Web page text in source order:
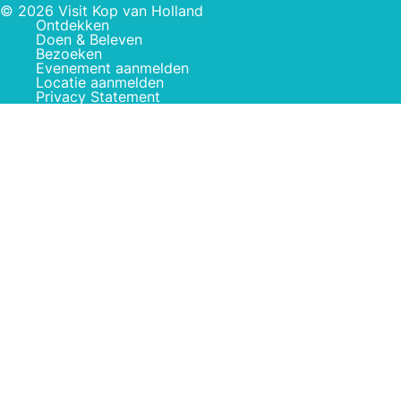
© 2026 Visit Kop van Holland
Ontdekken
Doen & Beleven
Bezoeken
Evenement aanmelden
Locatie aanmelden
Privacy Statement